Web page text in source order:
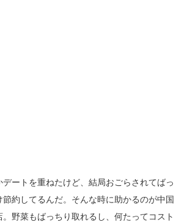
ートを重ねたけど、結局おごらされてばっ
約してるんだ。そんな時に助かるのが中国
野菜もばっちり取れるし、何たってコスト